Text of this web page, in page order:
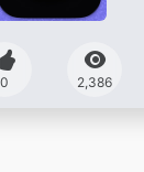
0 2,386